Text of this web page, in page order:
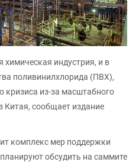
химическая индустрия, и в
поливинилхлорида (ПВХ),
кризиса из-за масштабного
Китая, сообщает издание
комплекс мер поддержки
обсудить на саммите